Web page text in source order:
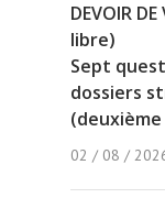
DEVOIR
libre)
Sept
dossiers
02 / 08 /